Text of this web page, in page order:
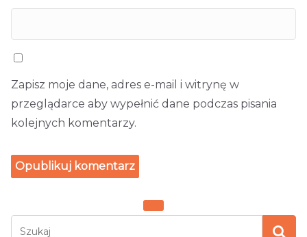
Zapisz moje dane, adres e-mail i witrynę w
przeglądarce aby wypełnić dane podczas pisania
kolejnych komentarzy.